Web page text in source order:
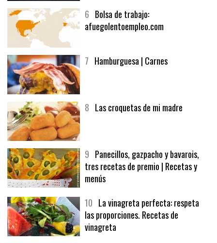
6 Bolsa de trabajo:
afuegolentoempleo.com
7 Hamburguesa | Carnes
8 Las croquetas de mi madre
9 Panecillos, gazpacho y bavarois,
tres recetas de premio | Recetas y
menús
10 La vinagreta perfecta: respeta
las proporciones. Recetas de
vinagreta